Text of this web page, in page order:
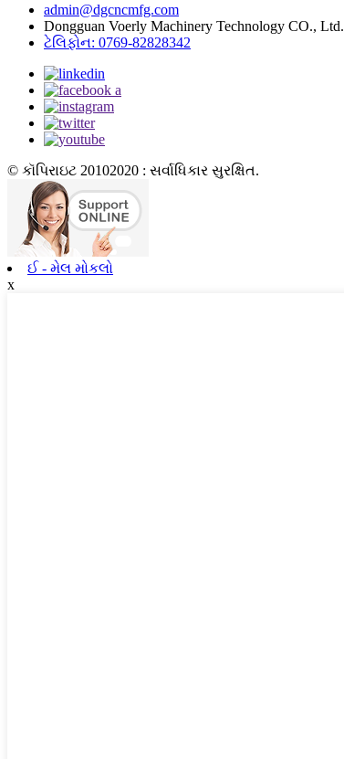
admin@dgcncmfg.com
Dongguan Voerly Machinery Technology CO., Ltd.
ટેલિફોન: 0769-82828342
© કૉપિરાઇટ 20102020 : સર્વાધિકાર સુરક્ષિત.
ઈ - મેલ મોકલો
x